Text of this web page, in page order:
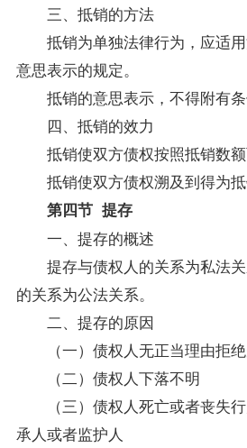
三、抵销的方法
抵销为单独法律行为，应适用
意思表示的规定。
抵销的意思表示，不得附有条
四、抵销的效力
抵销使双方债权按照抵销数额
抵销使双方债权溯及到得为抵
第四节 提存
一、提存的概述
提存与债权人的关系为私法关
的关系为公法关系。
二、提存的原因
（一）债权人无正当理由拒
（二）债权人下落不明
（三）债权人死亡或者丧失行
承人或者监护人